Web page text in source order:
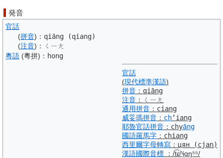
発音
官話
(拼音) ： qiāng (qiang)
(注音) ：
ㄑㄧㄤ
粵語 (粵拼) ： hong
官話
(現代標準漢語)
拼音 ： qiāng
注音 ：
ㄑㄧㄤ
通用拼音 ： ciang
威妥瑪拼音 ： chʻiang
耶魯官話拼音 ： chyāng
國語羅馬字 ： chiang
西里爾字母轉寫 ： цян
(cjan)
漢語國際音標 ： /t͡ɕʰi̯ɑŋ⁵⁵/